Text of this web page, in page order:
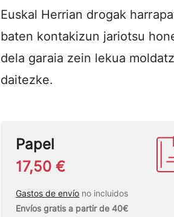
Euskal Herrian drogak
baten kontakizun jariotsu
dela garaia zein lekua
daitezke.
Papel
17,50 €
Gastos de envío no incluidos
Envíos gratis a partir de 40€